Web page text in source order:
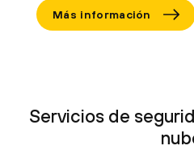
Más información
Servicios de